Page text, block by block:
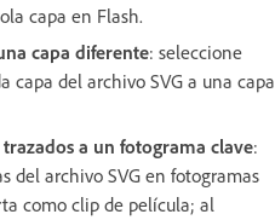
capa en Flash.
capa diferente: seleccione
capa del archivo SVG a una capa
a un fotograma clave:
del archivo SVG en fotogramas
como clip de película; al